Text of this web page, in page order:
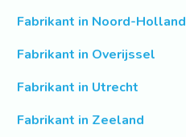
Fabrikant in Noord-Holland
Fabrikant in Overijssel
Fabrikant in Utrecht
Fabrikant in Zeeland